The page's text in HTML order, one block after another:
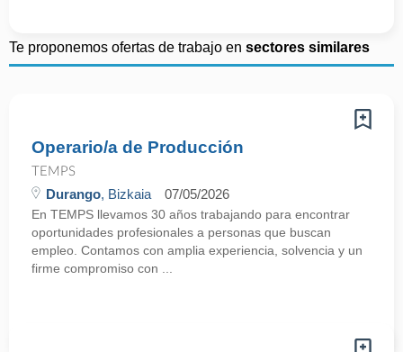
Te proponemos ofertas de trabajo en sectores similares
Operario/a de Producción
TEMPS
Durango, Bizkaia 07/05/2026
En TEMPS llevamos 30 años trabajando para encontrar
oportunidades profesionales a personas que buscan
empleo. Contamos con amplia experiencia, solvencia y un
firme compromiso con ...